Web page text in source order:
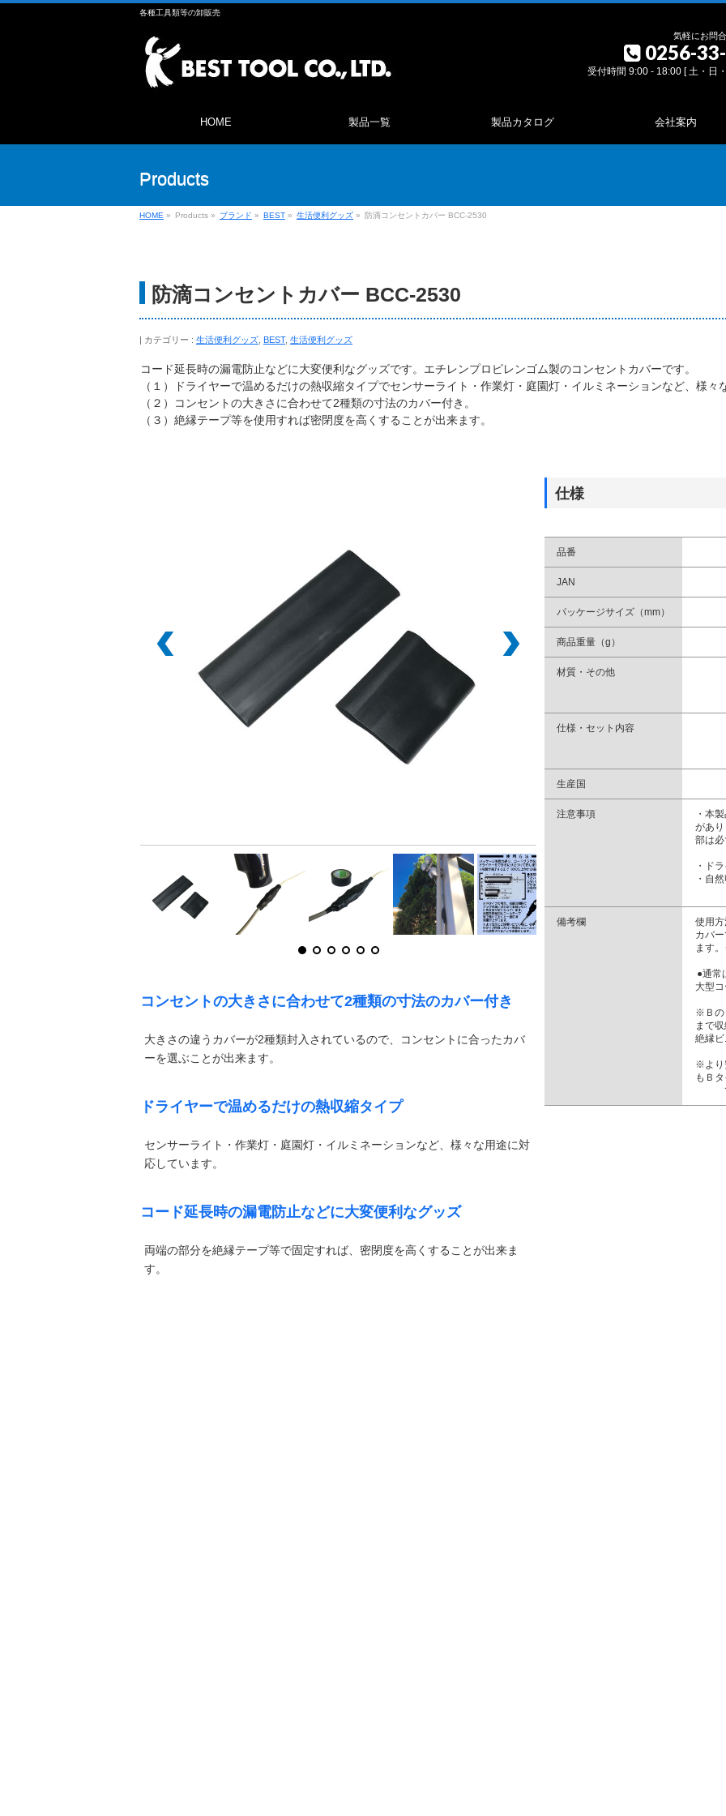
各種工具類等の卸販売
気軽にお問
0256-
受付時間 9:00 - 18:00 [ 土・日
HOME 製品一覧 製品カタログ 会社案内
Products
HOME » Products » ブランド » BEST » 生活便利グッズ » 防滴コンセントカバー BCC-2530
防滴コンセントカバー BCC-2530
カテゴリー : 生活便利グッズ BEST, 生活便利グッズ
コード延長時の漏電防止などに大変便利なグッズです。エチレンプロピレンゴム製のコンセントカバーです。
（１）ドライヤーで温めるだけの熱収縮タイプでセンサーライト・作業灯・庭園灯・イルミネーションなど、様々
（２）コンセントの大きさに合わせて2種類の寸法のカバー付き。
（３）絶縁テープ等を使用すれば密閉度を高くすることが出来ます。
コンセントの大きさに合わせて2種類の寸法のカバー付き
大きさの違うカバーが2種類封入されているので、コンセントに合ったカバ
ーを選ぶことが出来ます。
ドライヤーで温めるだけの熱収縮タイプ
センサーライト・作業灯・庭園灯・イルミネーションなど、様々な用途に対
応しています。
コード延長時の漏電防止などに大変便利なグッズ
両端の部分を絶縁テープ等で固定すれば、密閉度を高くすることが出来ま
す。
仕様
品番
JAN
パッケージサイズ（mm）
商品重量（g）
材質・その他
仕様・セット内容
生産国
注意事項
・本
があ
部は
・ド
・自
備考欄
使用
カバ
ます
●通常
大型
※Ｂの
まで
絶縁
※より
もＢ